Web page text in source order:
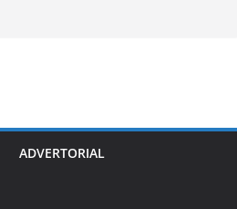
ADVERTORIAL